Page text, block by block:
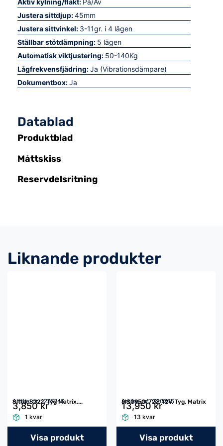
Aktiv kylning/fläkt: På/Av
Justera sittdjup:45mm
Justera sittvinkel: 3-11gr. i 4 lägen
Ställbar stötdämpning: 5 lägen
Automatisk viktjustering: 50-140Kg
Lågfrekvensfjädring:Ja (Vibrationsdämpare)
Dokumentbox:Ja
Datablad
Produktblad
Måttskiss
Reservdelsritning
Liknande produkter
Artikel nr: 1235743
Sittd. S722, Tyg Matrix,...
3,850 kr
1 kvar
Visa produkt
Artikel nr: 1390235
MSG95G/722, 12V, Tyg, Matrix
13,950 kr
13 kvar
Visa produkt